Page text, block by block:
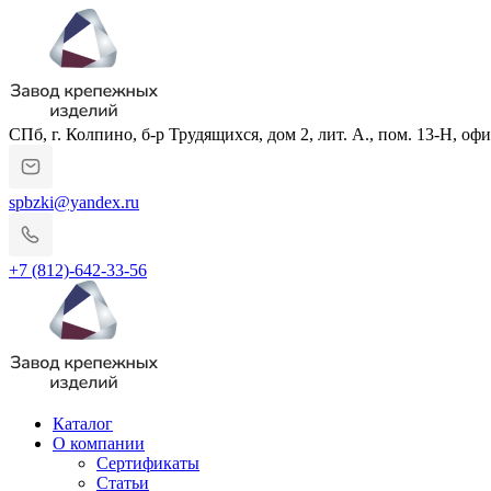
СПб, г. Колпино, б-р Трудящихся, дом 2, лит. А., пом. 13-Н,
spbzki@yandex.ru
+7 (812)-642-33-56
Каталог
О компании
Сертификаты
Статьи